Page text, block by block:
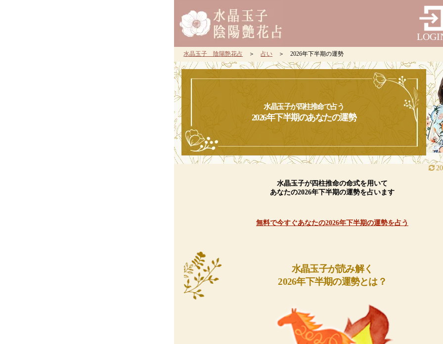
水晶玉子 陰陽艶花占 ＞占い ＞ 2026年下半期の運勢
水晶玉子が四柱推命で占う
2026年下半期のあなたの運勢
水晶玉子が四柱推命の命式を用いて
あなたの2026年下半期の運勢を占います
無料で今すぐあなたの2026年下半期の運勢を占う
水晶玉子が読み解く
2026年下半期の運勢とは？